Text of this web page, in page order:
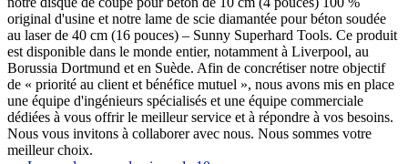
original d'usine et notre lame de scie diamantée pour béton soudée
au laser de 40 cm (16 pouces) – Sunny Superhard Tools. Ce produit
est disponible dans le monde entier, notamment à Liverpool, au
Borussia Dortmund et en Suède. Afin de concrétiser notre objectif
de « priorité au client et bénéfice mutuel », nous avons mis en place
une équipe d'ingénieurs spécialisés et une équipe commerciale
dédiées à vous offrir le meilleur service et à répondre à vos besoins.
Nous vous invitons à collaborer avec nous. Nous sommes votre
meilleur choix.